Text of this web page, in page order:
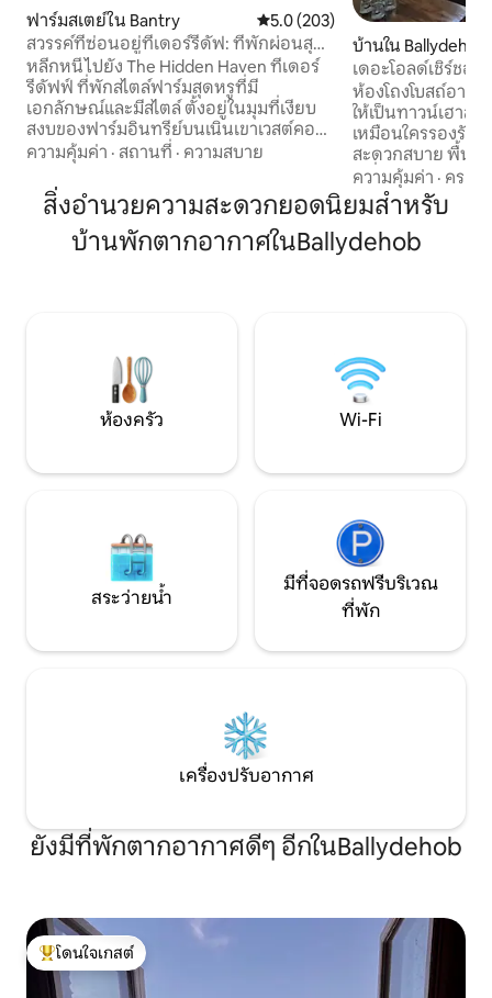
ฟาร์มสเตย์ใน Bantry คะแนนเฉลี่ย 5.0 จาก 5, 203 รีวิว
5.0 (203)
สวรรค์ที่ซ่อนอยู่ที่เดอร์รีดัฟ: ที่พักผ่อนสุด
โรแมนติก
หลีกหนีไปยัง The Hidden Haven ที่เดอร์
รีดัฟฟ์ ที่พักสไตล์ฟาร์มสุดหรูที่มี
เอกลักษณ์และมีสไตล์ ตั้งอยู่ในมุมที่เงียบ
สงบของฟาร์มอินทรีย์บนเนินเขาเวสต์คอร์ก
ของเรา ห่างจากแบนทรีและเกล็นการ์ริฟ
เป็นมิตรกับสิ่งแวดล้อมเพื่อต้อนรับผู้เข้าพัก
ให้เพลิดเพลินกับวิวภูเขาแบบพาโนรามา ภูมิ
ทัศน์ธรรมชาติ อ่างน้ำร้อนริมทะเลสาบ
ความสงบ ความเงียบสงบ และผลผลิต
จังหวะแห่งธรรมชาติอันเงียบสงบ
ความคุ้มค่า · สถานที่ · ความสบาย
บ้านใน Ballydehob
เดอะโอลด์เชิร์ชฮ
ห้องโถงโบสถ์อายุ
ให้เป็นทาวน์เฮาส์ที่
เหมือนใครรองรับ
สะดวกสบาย พื้นดิ
เครื่องทำความร้อ
แบบแบบเปิดโล่งป
อุปกรณ์ครบครันแ
ประทานอาหารที่มีค
นอนมีเตียงคิงไซส์
ความคุ้มค่า · ครอบ
สิ่งอำนวยความสะดวกยอดนิยมสำหรับ
บ้านพักตากอากาศในBallydehob
ห้องครัว Wi-Fi
สระว่ายน้ำ
มีที่จอดรถฟรีบริเวณ
ที่พัก
เครื่องปรับอากาศ
ยังมีที่พักตากอากาศดีๆ อีกในBallydehob
โดนใจเกสต์ที่สุด
โดนใจเกสต์